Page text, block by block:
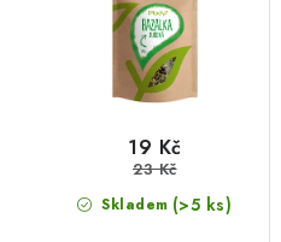
Skladem (>5 ks)
19 Kč
23 Kč